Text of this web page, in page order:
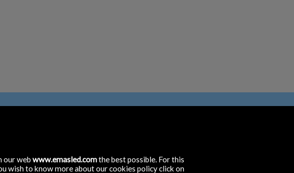
Tanda, 29
Burriana, Castellón
our webwww.emasled.comthe best possible. For this
wish to know more about our cookies policy click on